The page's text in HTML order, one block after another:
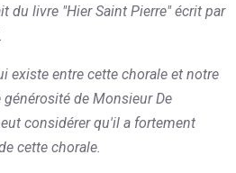
du livre "Hier Saint Pierre" écrit par
existe entre cette chorale et notre
de Monsieur De
considérer qu'il a fortement
cette chorale.